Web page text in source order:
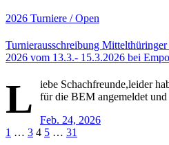
2026 Turniere / Open
Turnierausschreibung
2026 vom 13.3.- 15.3.2026 bei
L
iebe Schachfreunde,leider
für die BEM angemeldet und
Feb. 24, 2026
Seitennummerierung
1 … 3 4 5 … 31